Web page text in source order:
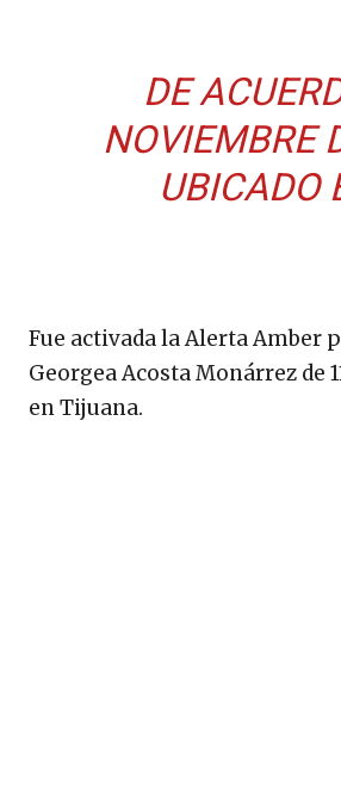
DE
NOVIEMBRE
UBICADO
Fue activada la Alerta Amber
Georgea Acosta Monárrez de
en Tijuana.